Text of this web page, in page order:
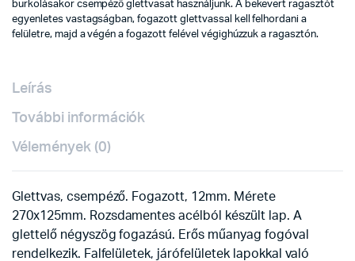
burkolásakor csempéző glettvasat használjunk. A bekevert ragasztót
egyenletes vastagságban, fogazott glettvassal kell felhordani a
felületre, majd a végén a fogazott felével végighúzzuk a ragasztón.
Leírás
További információk
Vélemények (0)
Glettvas, csempéző. Fogazott, 12mm. Mérete
270x125mm. Rozsdamentes acélból készült lap. A
glettelő négyszög fogazású. Erős műanyag fogóval
rendelkezik. Falfelületek, járófelületek lapokkal való